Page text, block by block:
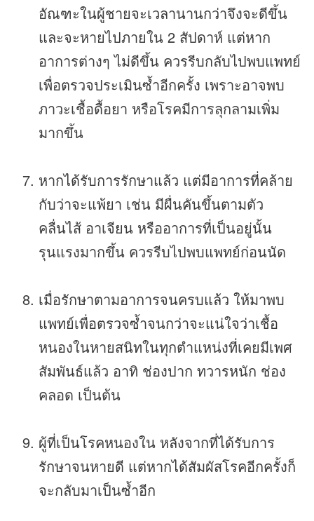
อัณฑะในผู้ชายจะเวลานานกว่าจึงจะดีขึ้น
และจะหายไปภายใน 2 สัปดาห์ แต่หาก
อาการต่างๆ ไม่ดีขึ้น ควรรีบกลับไปพบแพทย์
เพื่อตรวจประเมินซ้ำอีกครั้ง เพราะอาจพบ
ภาวะเชื้อดื้อยา หรือโรคมีการลุกลามเพิ่ม
มากขึ้น
หากได้รับการรักษาแล้ว แต่มีอาการที่คล้าย
กับว่าจะแพ้ยา เช่น มีผื่นคันขึ้นตามตัว
คลื่นไส้ อาเจียน หรืออาการที่เป็นอยู่นั้น
รุนแรงมากขึ้น ควรรีบไปพบแพทย์ก่อนนัด
เมื่อรักษาตามอาการจนครบแล้ว ให้มาพบ
แพทย์เพื่อตรวจซ้ำจนกว่าจะแน่ใจว่าเชื้อ
หนองในหายสนิทในทุกตำแหน่งที่เคยมีเพศ
สัมพันธ์แล้ว อาทิ ช่องปาก ทวารหนัก ช่อง
คลอด เป็นต้น
ผู้ที่เป็นโรคหนองใน หลังจากที่ได้รับการ
รักษาจนหายดี แต่หากได้สัมผัสโรคอีกครั้งก็
จะกลับมาเป็นซ้ำอีก